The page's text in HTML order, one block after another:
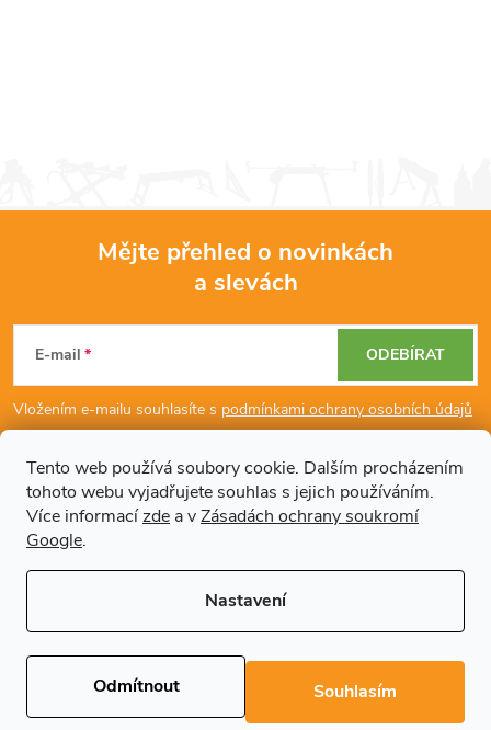
Tento web používá soubory cookie. Dalším procházením
tohoto webu vyjadřujete souhlas s jejich používáním.
Více informacízde a vZásadách ochrany soukromí
Google.
Nastavení
Odmítnout Souhlasím
c
p
v
k
y
v
ý
p
p
Mějte přehled o novinkách
a slevách
E-mail
Vložením e-mailu souhlasíte s podmínkami ochrany osobních údajů
ODEBÍRAT
Dodatečné informace
Copyright 2026Regals.cz. Všechna práva vyhrazena.Upravit nastavení
cookies